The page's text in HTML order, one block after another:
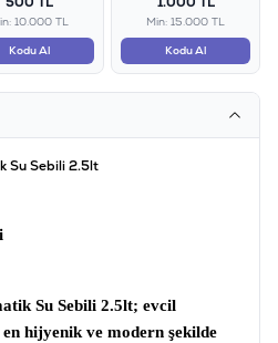
10.000 TL
Kodu Al
Min: 15.000 TL
Kodu Al
Su Sebili 2.5lt
Su Sebili 2.5lt; evcil
en hijyenik ve modern şekilde